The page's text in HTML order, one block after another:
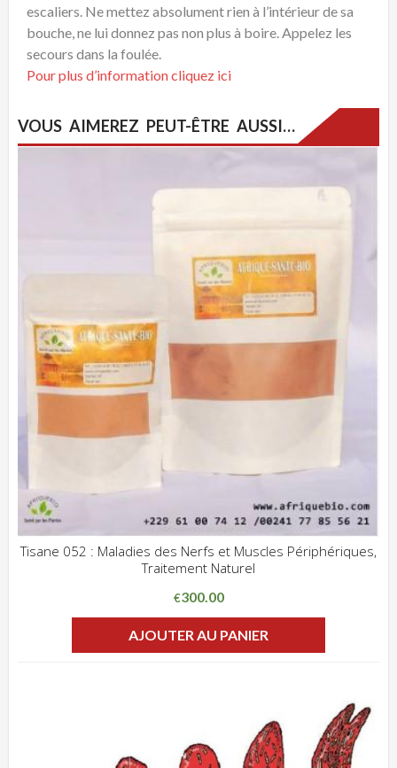
escaliers. Ne mettez absolument rien à l’intérieur de sa
bouche, ne lui donnez pas non plus à boire. Appelez les
secours dans la foulée.
Pour plus d’information cliquez ici
VOUS AIMEREZ PEUT-ÊTRE AUSSI…
Tisane 052 : Maladies des Nerfs et Muscles Périphériques,
Traitement Naturel
€300.00
AJOUTER AU PANIER